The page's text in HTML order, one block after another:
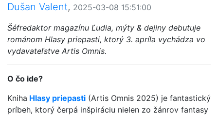
Dušan Valent, 2025-03-08 15:51:00
Šéfredaktor magazínu Ľudia, mýty & dejiny debutuje
románom Hlasy priepasti, ktorý 3. apríla vychádza vo
vydavateľstve Artis Omnis.
O čo ide?
Kniha Hlasy priepasti (Artis Omnis 2025) je fantastický
príbeh, ktorý čerpá inšpiráciu nielen zo žánrov fantasy